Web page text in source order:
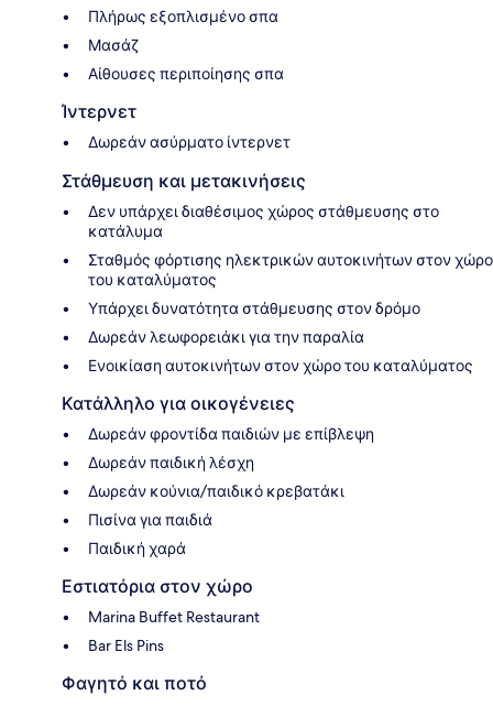
Πλήρως εξοπλισμένο σπα
Μασάζ
Αίθουσες περιποίησης σπα
Ίντερνετ
Δωρεάν ασύρματο ίντερνετ
Στάθμευση και μετακινήσεις
Δεν υπάρχει διαθέσιμος χώρος στάθμευσης στο
κατάλυμα
Σταθμός φόρτισης ηλεκτρικών αυτοκινήτων στον χώρο
του καταλύματος
Υπάρχει δυνατότητα στάθμευσης στον δρόμο
Δωρεάν λεωφορειάκι για την παραλία
Ενοικίαση αυτοκινήτων στον χώρο του καταλύματος
Κατάλληλο για οικογένειες
Δωρεάν φροντίδα παιδιών με επίβλεψη
Δωρεάν παιδική λέσχη
Δωρεάν κούνια/παιδικό κρεβατάκι
Πισίνα για παιδιά
Παιδική χαρά
Εστιατόρια στον χώρο
Marina Buffet Restaurant
Bar Els Pins
Φαγητό και ποτό